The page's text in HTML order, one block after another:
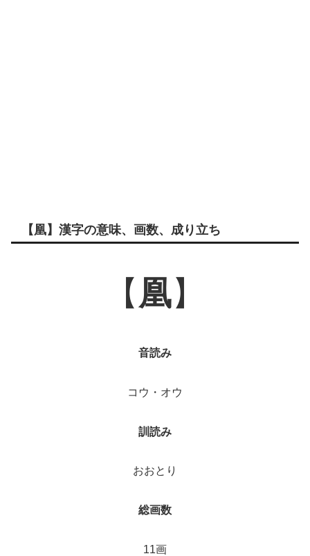
【凰】漢字の意味、画数、成り立ち
【 凰】
音読み
コウ・オウ
訓読み
おおとり
総画数
11画